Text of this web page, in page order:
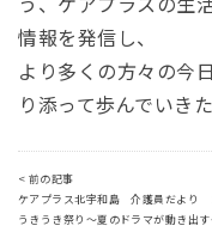
情報を発信し、
より多くの方々の今
り添って歩んでいき
< 前の記事
ケアプラス北宇和島 介護員だより
うきうき祭り～夏のドラマが動き出